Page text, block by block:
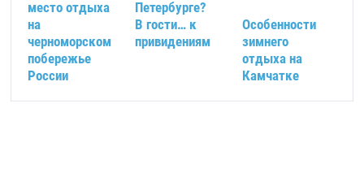
место отдыха
на
черноморском
побережье
России
Петербурге?
В гости… к
привидениям
Особенности
зимнего
отдыха на
Камчатке